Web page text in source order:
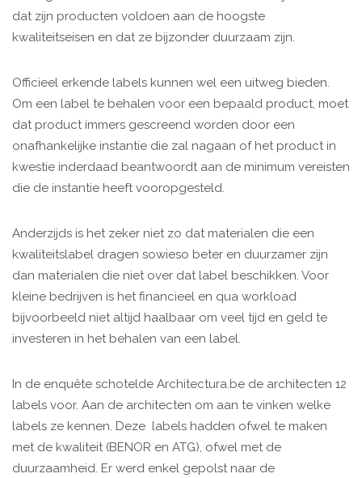
dat zijn producten voldoen aan de hoogste
kwaliteitseisen en dat ze bijzonder duurzaam zijn.
Officieel erkende labels kunnen wel een uitweg bieden.
Om een label te behalen voor een bepaald product, moet
dat product immers gescreend worden door een
onafhankelijke instantie die zal nagaan of het product in
kwestie inderdaad beantwoordt aan de minimum vereisten
die de instantie heeft vooropgesteld.
Anderzijds is het zeker niet zo dat materialen die een
kwaliteitslabel dragen sowieso beter en duurzamer zijn
dan materialen die niet over dat label beschikken. Voor
kleine bedrijven is het financieel en qua workload
bijvoorbeeld niet altijd haalbaar om veel tijd en geld te
investeren in het behalen van een label.
In de enquête schotelde Architectura.be de architecten 12
labels voor. Aan de architecten om aan te vinken welke
labels ze kennen. Deze labels hadden ofwel te maken
met de kwaliteit (BENOR en ATG), ofwel met de
duurzaamheid. Er werd enkel gepolst naar de